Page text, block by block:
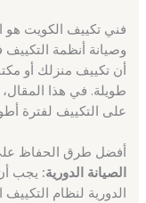
فني تكييف الكويت
وصيانة أنظمة
أن تكييف منزلك أو
طويلة. في هذا
على التكييف لفترة
أفضل طرق الحفاظ
الصيانة الدورية: يجب
الدورية لنظام